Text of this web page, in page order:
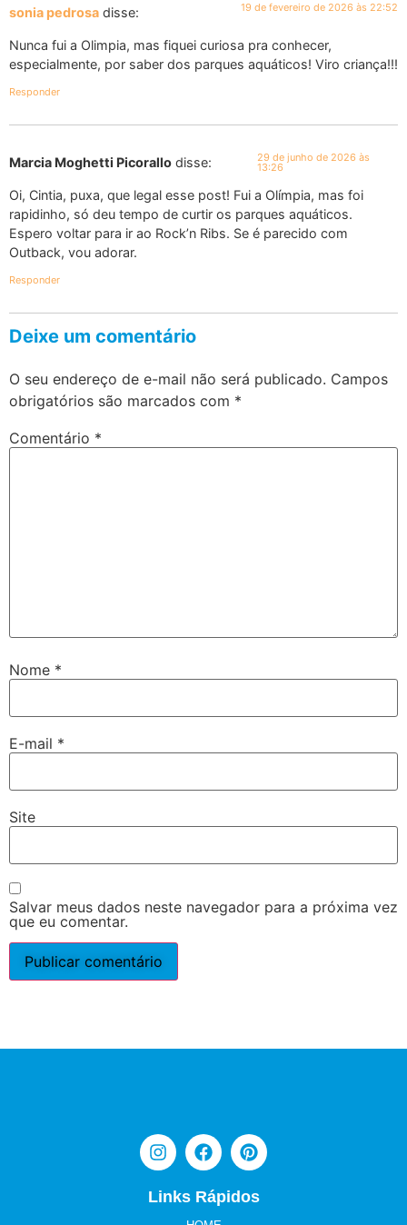
sonia pedrosa disse: 19 de fevereiro de 2026 às 22:52
Nunca fui a Olimpia, mas fiquei curiosa pra conhecer,
especialmente, por saber dos parques aquáticos! Viro criança!!!
Responder
Marcia Moghetti Picorallo disse: 29 de junho de 2026 às
13:26
Oi, Cintia, puxa, que legal esse post! Fui a Olímpia, mas foi
rapidinho, só deu tempo de curtir os parques aquáticos.
Espero voltar para ir ao Rock’n Ribs. Se é parecido com
Outback, vou adorar.
Responder
Deixe um comentário
O seu endereço de e-mail não será publicado. Campos
obrigatórios são marcados com *
Comentário *
Nome *
E-mail *
Site
Salvar meus dados neste navegador para a próxima vez
que eu comentar.
Links Rápidos